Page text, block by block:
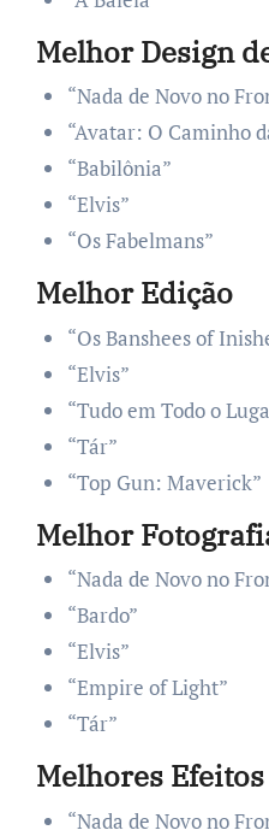
Melhor Design
“Nada de Novo no
“Avatar: O Caminho
“Babilônia”
“Elvis”
“Os Fabelmans”
Melhor Edição
“Os Banshees of
“Elvis”
“Tudo em Todo o
“Tár”
“Top Gun: Maverick”
Melhor
“Nada de Novo no
“Bardo”
“Elvis”
“Empire of Light”
“Tár”
Melhores
“Nada de Novo no